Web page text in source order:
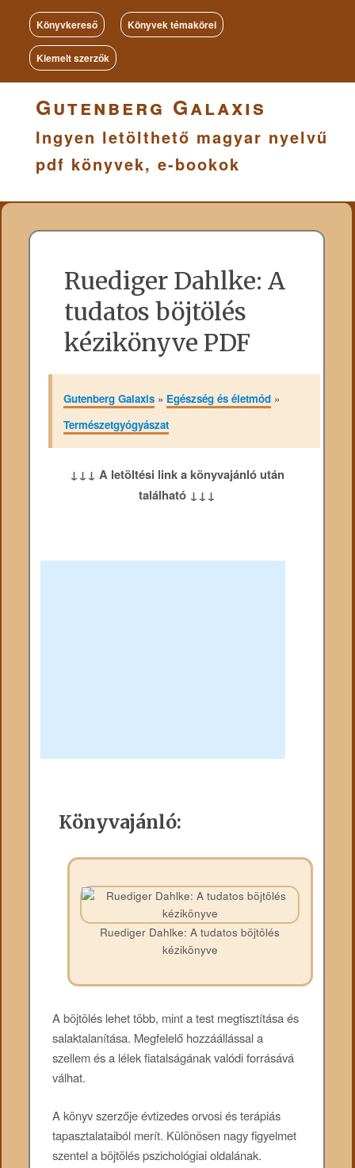
Könyvkereső Könyvek témakörei
Kiemelt szerzők
Gutenberg Galaxis
Ingyen letölthető magyar nyelvű
pdf könyvek, e-bookok
Ruediger Dahlke: A
tudatos böjtölés
kézikönyve PDF
Gutenberg Galaxis» Egészség és életmód»
Természetgyógyászat
↓↓↓ A letöltési link a könyvajánló után
található ↓↓↓
Könyvajánló:
Ruediger Dahlke: A tudatos böjtölés
kézikönyve
A böjtölés lehet több, mint a test megtisztítása és
salaktalanítása. Megfelelő hozzáállással a
szellem és a lélek fiatalságának valódi forrásává
válhat.
A könyv szerzője évtizedes orvosi és terápiás
tapasztalataiból merít. Különösen nagy figyelmet
szentel a böjtölés pszichológiai oldalának.